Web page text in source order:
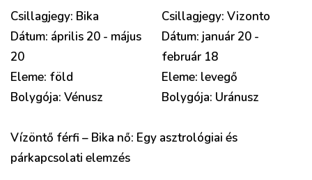
Csillagjegy: Bika
Dátum: április 20 - május
20
Eleme: föld
Bolygója: Vénusz
Csillagjegy: Vizonto
Dátum: január 20 -
február 18
Eleme: levegő
Bolygója: Uránusz
Vízöntő férfi – Bika nő: Egy asztrológiai és
párkapcsolati elemzés